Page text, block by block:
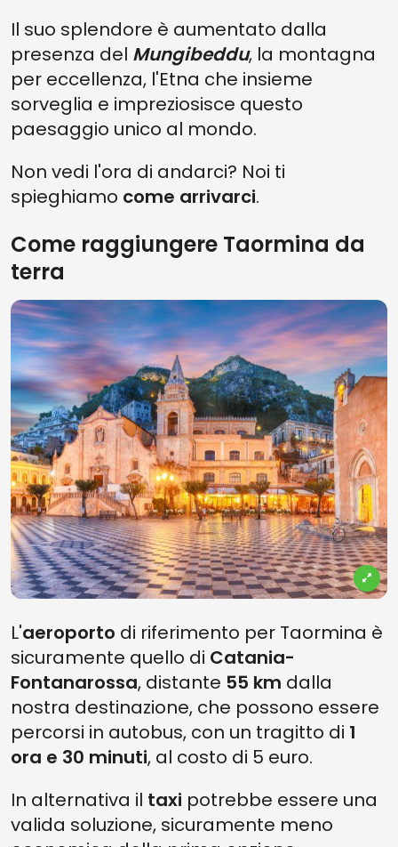
Il suo splendore è aumentato dalla
presenza del Mungibeddu, la montagna
per eccellenza, l'Etna che insieme
sorveglia e impreziosisce questo
paesaggio unico al mondo.
Non vedi l'ora di andarci? Noi ti
spieghiamo come arrivarci.
Come raggiungere Taormina da
terra
L'aeroporto di riferimento per Taormina è
sicuramente quello di Catania-
Fontanarossa, distante 55 km dalla
nostra destinazione, che possono essere
percorsi in autobus, con un tragitto di 1
ora e 30 minuti, al costo di 5 euro.
In alternativa il taxi potrebbe essere una
valida soluzione, sicuramente meno